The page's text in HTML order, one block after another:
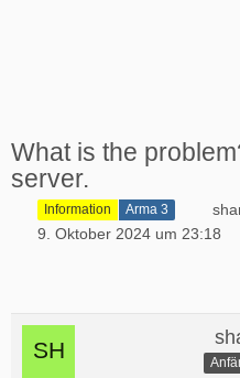
What is the
server.
Information Arma 3
9. Oktober 2024 um 23:18